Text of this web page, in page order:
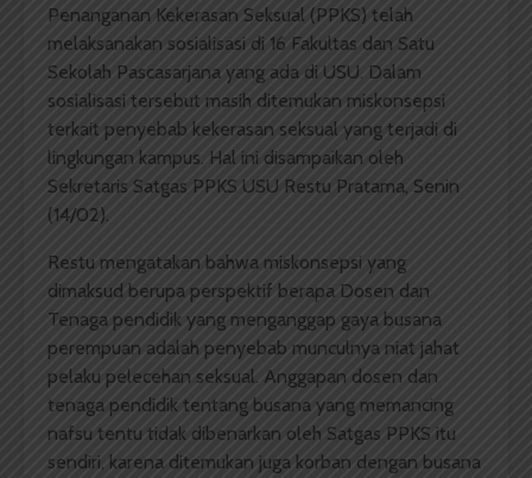
Penanganan Kekerasan Seksual (PPKS) telah
melaksanakan sosialisasi di 16 Fakultas dan Satu
Sekolah Pascasarjana yang ada di USU. Dalam
sosialisasi tersebut masih ditemukan miskonsepsi
terkait penyebab kekerasan seksual yang terjadi di
lingkungan kampus. Hal ini disampaikan oleh
Sekretaris Satgas PPKS USU Restu Pratama, Senin
(14/02).
Restu mengatakan bahwa miskonsepsi yang
dimaksud berupa perspektif berapa Dosen dan
Tenaga pendidik yang menganggap gaya busana
perempuan adalah penyebab munculnya niat jahat
pelaku pelecehan seksual. Anggapan dosen dan
tenaga pendidik tentang busana yang memancing
nafsu tentu tidak dibenarkan oleh Satgas PPKS itu
sendiri, karena ditemukan juga korban dengan busana